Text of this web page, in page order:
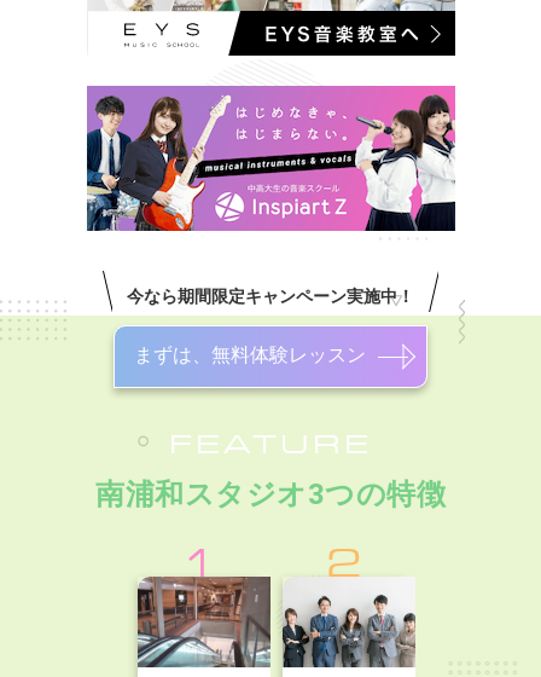
今なら期間限定キャンペーン実施中！
まずは、無料体験レッスン
FEATURE
南浦和スタジオ3つの特徴
1 2